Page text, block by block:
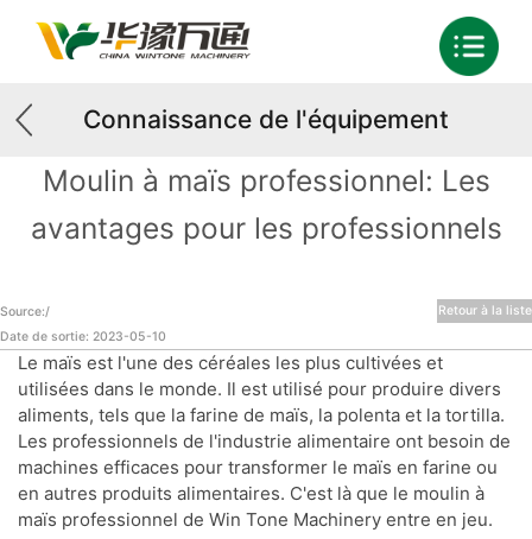
Connaissance de l'équipement
Moulin à maïs professionnel: Les
avantages pour les professionnels
Retour à la liste
Source:/
Date de sortie: 2023-05-10
Le maïs est l'une des céréales les plus cultivées et
utilisées dans le monde. Il est utilisé pour produire divers
aliments, tels que la farine de maïs, la polenta et la tortilla.
Les professionnels de l'industrie alimentaire ont besoin de
machines efficaces pour transformer le maïs en farine ou
en autres produits alimentaires. C'est là que le moulin à
maïs professionnel de Win Tone Machinery entre en jeu.